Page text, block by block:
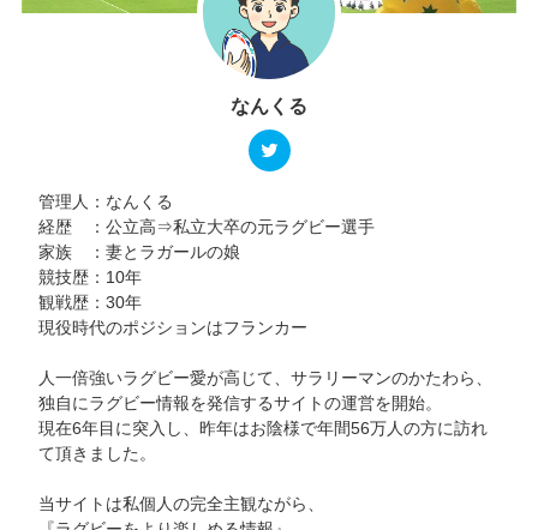
なんくる
管理人：なんくる
経歴 ：公立高⇒私立大卒の元ラグビー選手
家族 ：妻とラガールの娘
競技歴：10年
観戦歴：30年
現役時代のポジションはフランカー
人一倍強いラグビー愛が高じて、サラリーマンのかたわら、
独自にラグビー情報を発信するサイトの運営を開始。
現在6年目に突入し、昨年はお陰様で年間56万人の方に訪れ
て頂きました。
当サイトは私個人の完全主観ながら、